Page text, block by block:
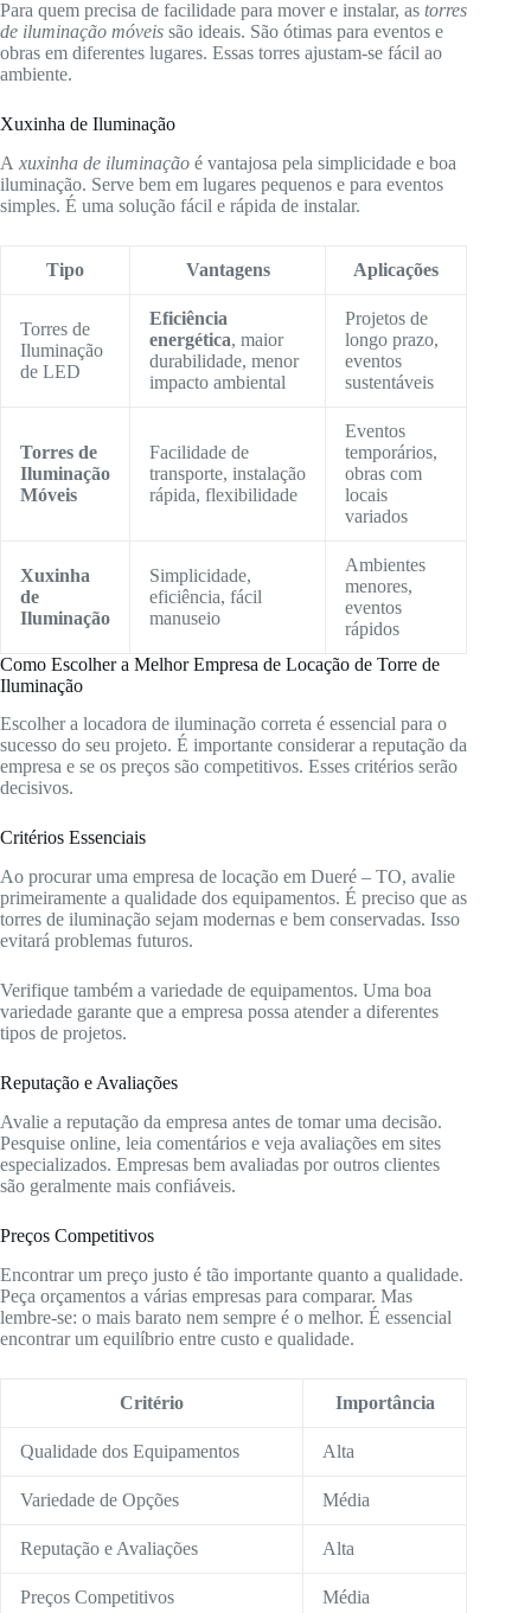
Para quem precisa de facilidade para mover e instalar, as torres
de iluminação móveis são ideais. São ótimas para eventos e
obras em diferentes lugares. Essas torres ajustam-se fácil ao
ambiente.
Xuxinha de Iluminação
A xuxinha de iluminação é vantajosa pela simplicidade e boa
iluminação. Serve bem em lugares pequenos e para eventos
simples. É uma solução fácil e rápida de instalar.
Tipo Vantagens Aplicações
Torres de
Iluminação
de LED
Eficiência
energética, maior
durabilidade, menor
impacto ambiental
Projetos de
longo prazo,
eventos
sustentáveis
Torres de
Iluminação
Móveis
Facilidade de
transporte, instalação
rápida, flexibilidade
Eventos
temporários,
obras com
locais
variados
Xuxinha
de
Iluminação
Simplicidade,
eficiência, fácil
manuseio
Ambientes
menores,
eventos
rápidos
Como Escolher a Melhor Empresa de Locação de Torre de
Iluminação
Escolher a locadora de iluminação correta é essencial para o
sucesso do seu projeto. É importante considerar a reputação da
empresa e se os preços são competitivos. Esses critérios serão
decisivos.
Critérios Essenciais
Ao procurar uma empresa de locação em Dueré – TO, avalie
primeiramente a qualidade dos equipamentos. É preciso que as
torres de iluminação sejam modernas e bem conservadas. Isso
evitará problemas futuros.
Verifique também a variedade de equipamentos. Uma boa
variedade garante que a empresa possa atender a diferentes
tipos de projetos.
Reputação e Avaliações
Avalie a reputação da empresa antes de tomar uma decisão.
Pesquise online, leia comentários e veja avaliações em sites
especializados. Empresas bem avaliadas por outros clientes
são geralmente mais confiáveis.
Preços Competitivos
Encontrar um preço justo é tão importante quanto a qualidade.
Peça orçamentos a várias empresas para comparar. Mas
lembre-se: o mais barato nem sempre é o melhor. É essencial
encontrar um equilíbrio entre custo e qualidade.
Critério Importância
Qualidade dos Equipamentos Alta
Variedade de Opções Média
Reputação e Avaliações Alta
Preços Competitivos
Média